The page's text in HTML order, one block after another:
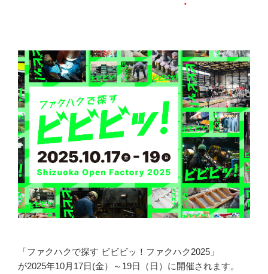
「ファクハクで探す ビビビッ！ファクハク2025」
が2025年10月17日(金）～19日（日）に開催されます。